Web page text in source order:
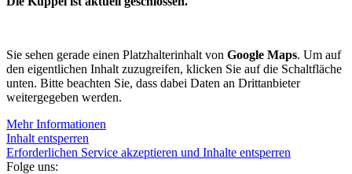
Sie sehen gerade einen Platzhalterinhalt von Google Maps. Um auf
den eigentlichen Inhalt zuzugreifen, klicken Sie auf die Schaltfläche
unten. Bitte beachten Sie, dass dabei Daten an Drittanbieter
weitergegeben werden.
Mehr Informationen
Inhalt entsperren
Erforderlichen Service akzeptieren und Inhalte entsperren
Folge uns: